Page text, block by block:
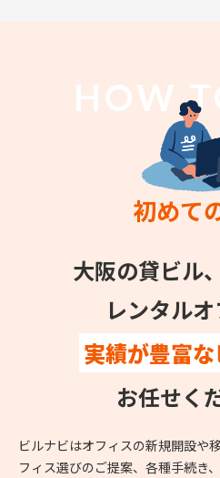
HOW
初めて
大阪の貸ビル
レンタル
実績が豊富
お任せく
ビルナビはオフィスの新規開設や
フィス選びのご提案、各種手続き